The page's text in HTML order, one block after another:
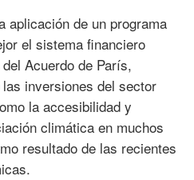
aplicación de un programa
el sistema financiero
Acuerdo de París,
inversiones del sector
la accesibilidad y
climática en muchos
resultado de las recientes